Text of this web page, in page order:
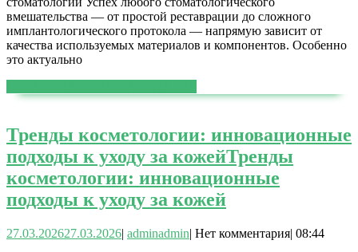
вмешательства — от простой реставрации до сложного
имплантологического протокола — напрямую зависит от
качества используемых материалов и компонентов. Особенно
это актуально
Тренды косметологии: инновационные
подходы к уходу за кожейТренды
косметологии: инновационные
подходы к уходу за кожей
27.03.202627.03.2026| adminadmin| Нет комментария| 08:44